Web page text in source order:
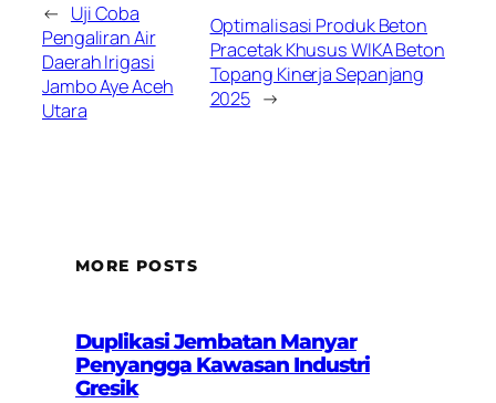
← Uji Coba
Pengaliran Air
Daerah Irigasi
Jambo Aye Aceh
Utara
Optimalisasi Produk Beton
Pracetak Khusus WIKA Beton
Topang Kinerja Sepanjang
2025 →
MORE POSTS
Duplikasi Jembatan Manyar
Penyangga Kawasan Industri
Gresik